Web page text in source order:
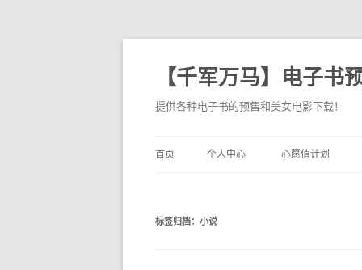
【千军万马】电子书
提供各种电子书的预售和美女电影下载！
首页 个人中心 心愿值计划
标签归档： 小说